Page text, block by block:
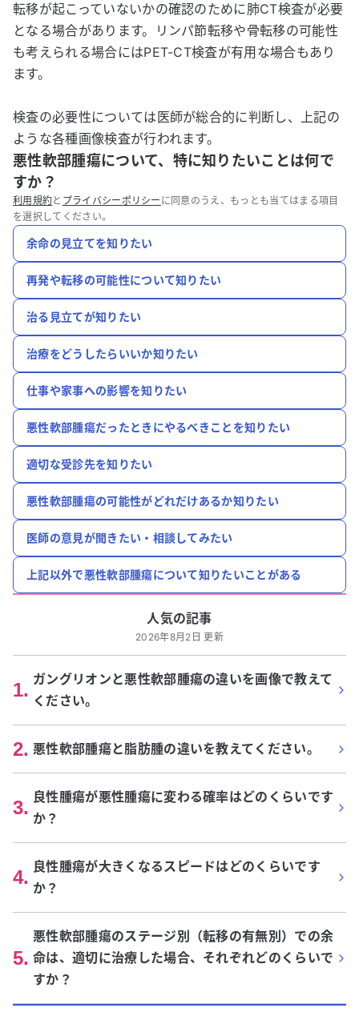
転移が起こっていないかの確認のために肺CT検査が必要
となる場合があります。リンパ節転移や骨転移の可能性
も考えられる場合にはPET-CT検査が有用な場合もあり
ます。
検査の必要性については医師が総合的に判断し、上記の
ような各種画像検査が行われます。
悪性軟部腫瘍について、特に知りたいことは何で
すか？
利用規約と プライバシーポリシー に同意のうえ、もっとも当てはまる項目
を選択してください。
余命の見立てを知りたい
再発や転移の可能性について知りたい
治る見立てが知りたい
治療をどうしたらいいか知りたい
仕事や家事への影響を知りたい
悪性軟部腫瘍だったときにやるべきことを知りたい
適切な受診先を知りたい
悪性軟部腫瘍の可能性がどれだけあるか知りたい
医師の意見が聞きたい・相談してみたい
上記以外で悪性軟部腫瘍について知りたいことがある
人気の記事
2026年8月2日 更新
1. ガングリオンと悪性軟部腫瘍の違いを画像で教えて
ください。
2. 悪性軟部腫瘍と脂肪腫の違いを教えてください。
3. 良性腫瘍が悪性腫瘍に変わる確率はどのくらいです
か？
4. 良性腫瘍が大きくなるスピードはどのくらいです
か？
5.
悪性軟部腫瘍のステージ別（転移の有無別）での余
命は、適切に治療した場合、それぞれどのくらいで
すか？